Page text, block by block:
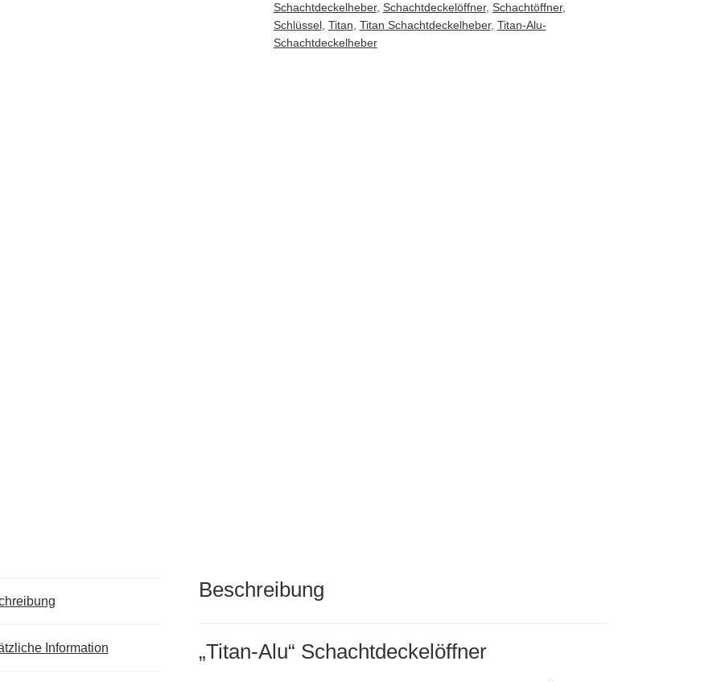
Schachtdeckelheber, Schachtdeckelöffner, Schachtöffner,
Schlüssel, Titan, Titan Schachtdeckelheber, Titan-Alu-
Schachtdeckelheber
Information
Beschreibung
„Titan-Alu“ Schachtdeckelöffner